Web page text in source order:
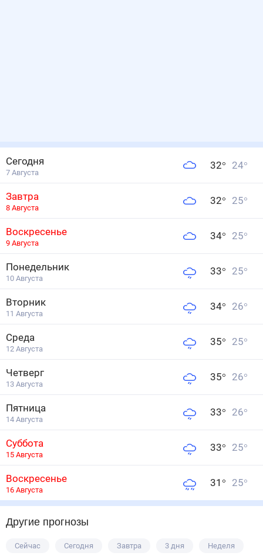
Сегодня
7 Августа
32° 24°
Завтра
8 Августа
32° 25°
Воскресенье
9 Августа
34° 25°
Понедельник
10 Августа
33° 25°
Вторник
11 Августа
34° 26°
Среда
12 Августа
35° 25°
Четверг
13 Августа
35° 26°
Пятница
14 Августа
33° 26°
Суббота
15 Августа
33° 25°
Воскресенье
16 Августа
31 ° 25°
Другие прогнозы
Сейчас Сегодня Завтра 3 дня Неделя